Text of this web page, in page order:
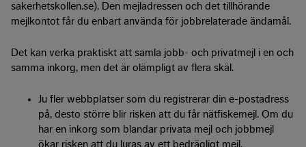
sakerhetskollen.se). Den mejladressen och det tillhörande
mejlkontot får du enbart använda för jobbrelaterade ändamål.
Det kan verka praktiskt att samla jobb- och privatmejl i en och
samma inkorg, men det är olämpligt av flera skäl.
Ju fler webbplatser som du registrerar din e-postadress
på, desto större blir risken att du får nätfiskemejl. Om du
har en inkorg som blandar privata mejl och jobbmejl
ökar risken att du luras av ett bedrägligt mejl.